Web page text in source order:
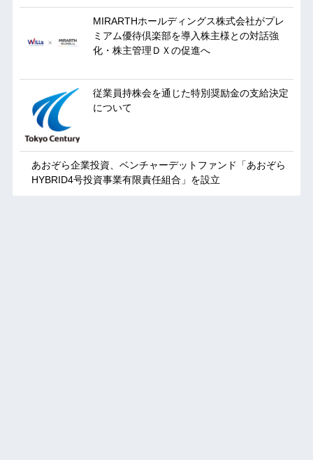
MIRARTHホールディングス株式会社がプレ
ミアム優待倶楽部を導入株主様との対話強
化・株主管理ＤＸの促進へ
従業員持株会を通じた特別奨励金の支給決定
について
あおぞら企業投資、ベンチャーデットファンド「あおぞら
HYBRID4号投資事業有限責任組合」を設立